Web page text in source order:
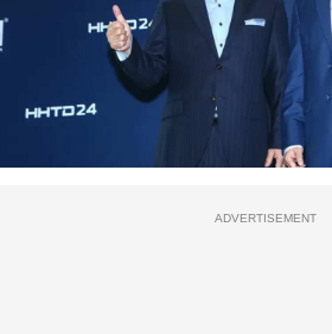
ADVERTISEMENT